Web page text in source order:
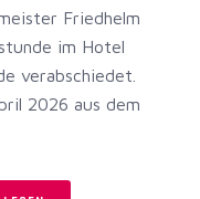
Friedhelm
im Hotel
verabschiedet.
2026 aus dem